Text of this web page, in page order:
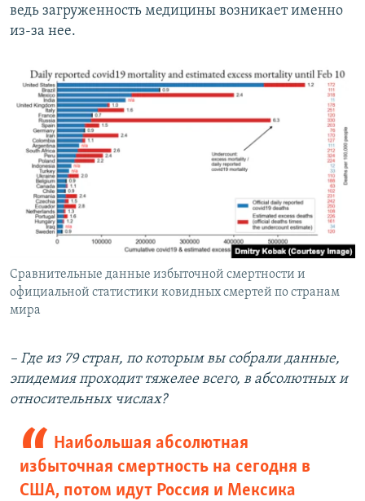
ведь загруженность медицины возникает именно
из-за нее.
Сравнительные данные избыточной смертности и
официальной статистики ковидных смертей по странам
мира
– Где из 79 стран, по которым вы собрали данные,
эпидемия проходит тяжелее всего, в абсолютных и
относительных числах?
Наибольшая абсолютная
избыточная смертность на сегодня в
США, потом идут Россия и Мексика